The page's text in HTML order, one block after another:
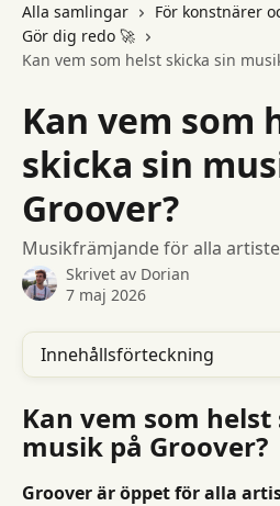
Alla samlingar
För konstnärer
Gör dig redo 🚀
Kan vem som helst skicka sin
Kan vem som
skicka sin
Groover?
Musikfrämjande för alla
Skrivet av Dorian
7 maj 2026
Innehållsförteckning
Kan vem som helst
musik på Groover?
Groover är öppet för alla